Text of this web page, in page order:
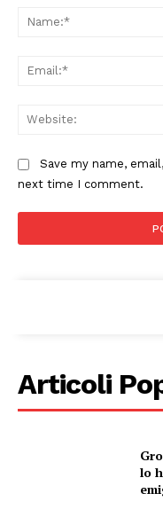
Save my name,
next time I comment.
Articoli
lo